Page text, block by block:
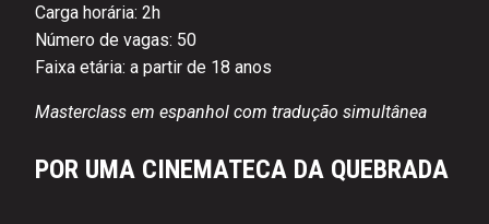
Carga horária: 2h
Número de vagas: 50
Faixa etária: a partir de 18 anos
Masterclass em espanhol com tradução simultânea
POR UMA CINEMATECA DA QUEBRADA